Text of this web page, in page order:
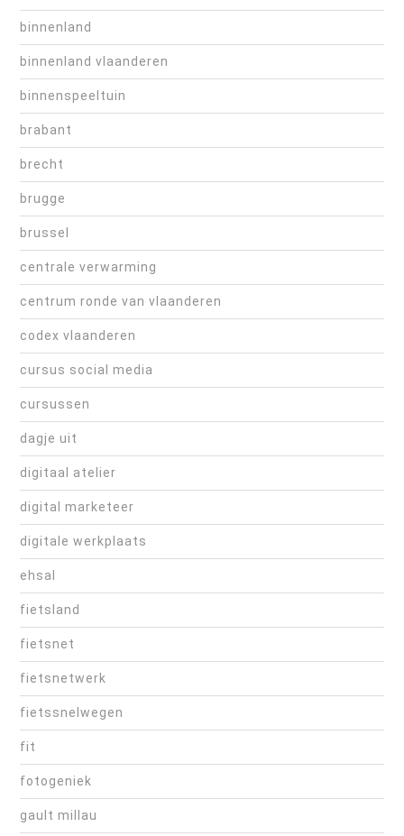
binnenland
binnenland vlaanderen
binnenspeeltuin
brabant
brecht
brugge
brussel
centrale verwarming
centrum ronde van vlaanderen
codex vlaanderen
cursus social media
cursussen
dagje uit
digitaal atelier
digital marketeer
digitale werkplaats
ehsal
fietsland
fietsnet
fietsnetwerk
fietssnelwegen
fit
fotogeniek
gault millau